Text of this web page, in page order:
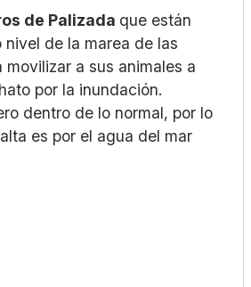
de Palizada que están
de la marea de las
a sus animales a
por la inundación.
dentro de lo normal, por lo
es por el agua del mar